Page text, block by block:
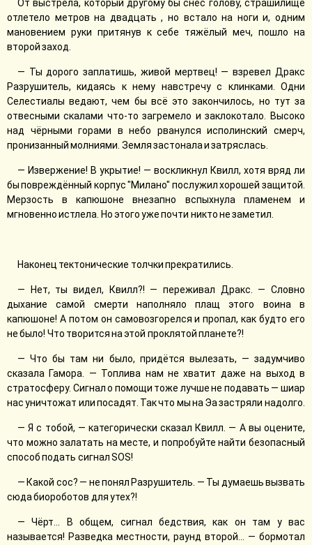
От выстрела, который другому бы снёс голову, страшилище
отлетело метров на двадцать , но встало на ноги и, одним
мановением руки притянув к себе тяжёлый меч, пошло на
второй заход.
— Ты дорого заплатишь, живой мертвец! — взревел Дракс
Разрушитель, кидаясь к нему навстречу с клинками. Одни
Селестиалы ведают, чем бы всё это закончилось, но тут за
отвесными скалами что-то загремело и заклокотало. Высоко
над чёрными горами в небо рванулся исполинский смерч,
пронизанный молниями. Земля застонала и затряслась.
— Извержение! В укрытие! — воскликнул Квилл, хотя вряд ли
бы повреждённый корпус "Милано" послужил хорошей защитой.
Мерзость в капюшоне внезапно вспыхнула пламенем и
мгновенно истлела. Но этого уже почти никто не заметил.
Наконец тектонические толчки прекратились.
— Нет, ты видел, Квилл?! — переживал Дракс. — Словно
дыхание самой смерти наполняло плащ этого воина в
капюшоне! А потом он самовозгорелся и пропал, как будто его
не было! Что творится на этой проклятой планете?!
— Что бы там ни было, придётся вылезать, — задумчиво
сказала Гамора. — Топлива нам не хватит даже на выход в
стратосферу. Сигнал о помощи тоже лучше не подавать — шиар
нас уничтожат или посадят. Так что мы на Эа застряли надолго.
— Я с тобой, — категорически сказал Квилл. — А вы оцените,
что можно залатать на месте, и попробуйте найти безопасный
способ подать сигнал SOS!
— Какой сос? — не понял Разрушитель. — Ты думаешь вызвать
сюда биороботов для утех?!
— Чёрт... В общем, сигнал бедствия, как он там у вас
называется! Разведка местности, раунд второй... — бормотал